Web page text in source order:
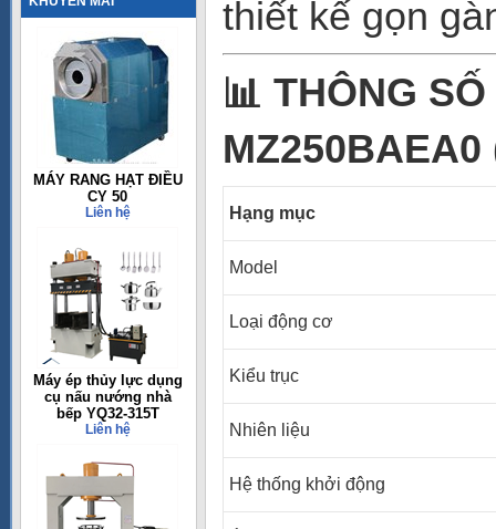
MÁY RANG HẠT ĐIỀU
CY 50
Liên hệ
Máy ép thủy lực dụng
cụ nấu nướng nhà
bếp YQ32-315T
Liên hệ
thiết kế gọn
📊 THÔNG
MZ250BAEA0
Hạng mục
Model
Loại động cơ
Kiểu trục
Nhiên liệu
Hệ thống khởi động